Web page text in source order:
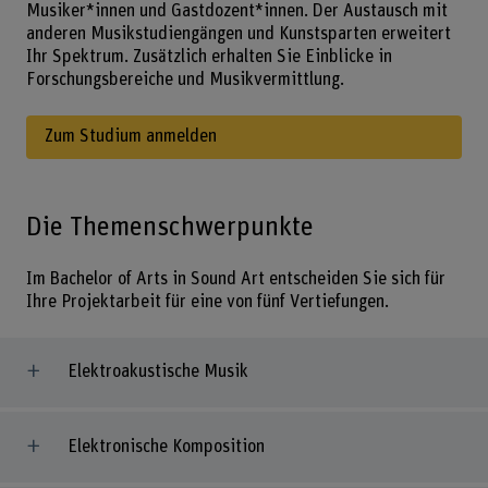
Musiker*innen und Gastdozent*innen. Der Austausch mit
anderen Musikstudiengängen und Kunstsparten erweitert
Ihr Spektrum. Zusätzlich erhalten Sie Einblicke in
Forschungsbereiche und Musikvermittlung.
Zum Studium anmelden
Die Themenschwerpunkte
Im Bachelor of Arts in Sound Art entscheiden Sie sich für
Ihre Projektarbeit für eine von fünf Vertiefungen.
Elektroakustische Musik
Elektronische Komposition